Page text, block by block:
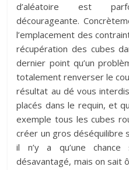
d’aléatoire est
décourageante.
l’emplacement des
récupération des cubes
dernier point qu’un
totalement renverser le
résultat au dé vous
placés dans le requin, et
exemple tous les cubes
créer un gros déséquilibre
il n’y a qu’une
désavantagé, mais on sait